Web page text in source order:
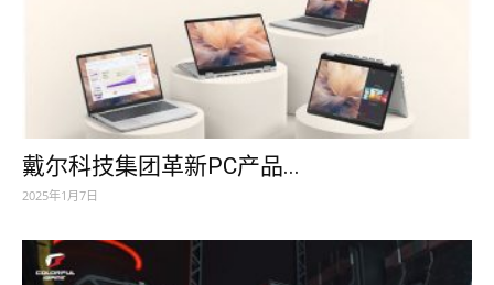
戴尔科技集团革新PC产品...
2025年1月7日